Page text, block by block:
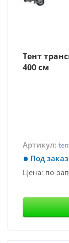
Тент
400 см
Артикул:
Под заказ
Цена: по